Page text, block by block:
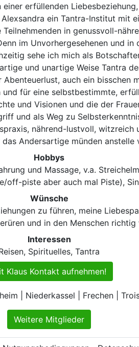
erfüllenden
ein Tantra-Institut mit
in genussvoll-
im Unvorhergesehenen und
sehe ich mich als
und unartige Weise Tantra
auch ein bisschen
für eine selbstbestimmte,
und Visionen und die der
und als Weg zu
nährend-lustvoll,
Andersartige münden
Hobbys
und Massage, v.a.
off-piste aber auch mal Piste),
Wünsche
zu führen, meine
und in den Menschen richtig
Interessen
Spirituelles, Tantra
Klaus Kontakt aufnehmen!
| Niederkassel | Frechen |
Weitere Mitglieder